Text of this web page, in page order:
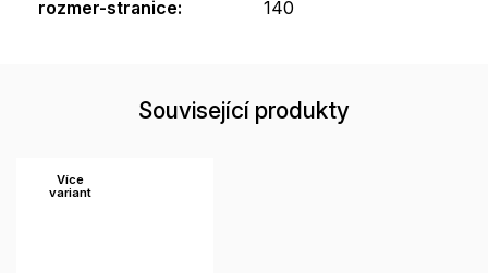
rozmer-stranice: 140
Související produkty
Více
variant